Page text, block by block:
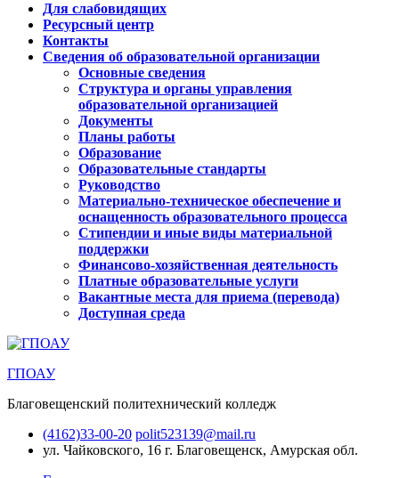
Для слабовидящих
Ресурсный центр
Контакты
Сведения об образовательной организации
Основные сведения
Структура и органы управления
образовательной организацией
Документы
Планы работы
Образование
Образовательные стандарты
Руководство
Материально-техническое обеспечение и
оснащенность образовательного процесса
Стипендии и иные виды материальной
поддержки
Финансово-хозяйственная деятельность
Платные образовательные услуги
Вакантные места для приема (перевода)
Доступная среда
ГПОАУ
Благовещенский политехнический колледж
(4162)33-00-20 polit523139@mail.ru
ул. Чайковского, 16 г. Благовещенск, Амурская обл.